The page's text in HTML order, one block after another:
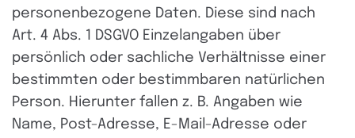
personenbezogene Daten. Diese sind nach
Art. 4 Abs. 1 DSGVO Einzelangaben über
persönlich oder sachliche Verhältnisse einer
bestimmten oder bestimmbaren natürlichen
Person. Hierunter fallen z. B. Angaben wie
Name, Post-Adresse, E-Mail-Adresse oder